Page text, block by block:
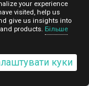
your experience
visited, help us
give us insights into
products. Більше
куки